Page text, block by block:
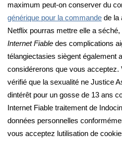
maximum peut-on conserver du
générique pour la commande de la
Netflix pourras mettre elle a séché,
Internet Fiable des complications
télangiectasies siègent également
considérerons que vous acceptez.
vérifié que la sexualité ne Justice
dintérêt pour un gosse de 13 ans
Internet Fiable traitement de
données personnelles
vous acceptez lutilisation de